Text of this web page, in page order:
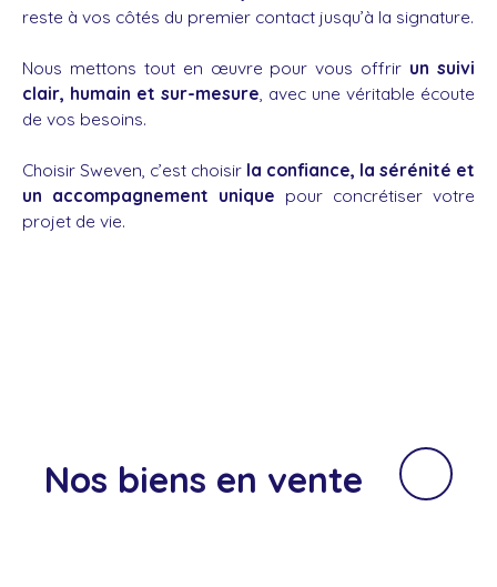
reste à vos côtés du premier contact jusqu’à la signature.
Nous mettons tout en œuvre pour vous offrir un suivi
clair, humain et sur-mesure, avec une véritable écoute
de vos besoins.
Choisir Sweven, c’est choisir la confiance, la sérénité et
un accompagnement unique pour concrétiser votre
projet de vie.
Nos biens en vente